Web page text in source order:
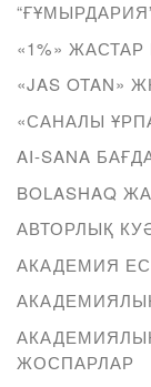
«1%» ЖАСТАР
«JAS OTAN»
«САНАЛЫ
AI-SANA
BOLASHAQ
АВТОРЛЫҚ
АКАДЕМИЯ
ЖОСПАРЛАР